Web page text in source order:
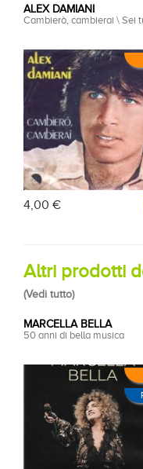
ALEX DAMIANI
Cambierò, cambierai \ Sei
4,00 €
Altri prodotti
(Vedi tutto)
MARCELLA BELLA
50 anni di bella musica